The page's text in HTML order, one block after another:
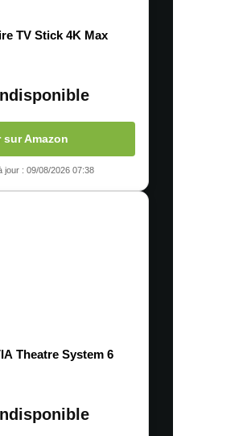
TV Stick 4K Max
sur Amazon
jour : 09/08/2026 07:38
Theatre System 6